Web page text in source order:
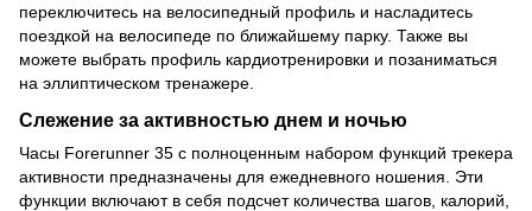
переключитесь на велосипедный профиль и насладитесь
поездкой на велосипеде по ближайшему парку. Также вы
можете выбрать профиль кардиотренировки и позаниматься
на эллиптическом тренажере.
Слежение за активностью днем и ночью
Часы Forerunner 35 с полноценным набором функций трекера
активности предназначены для ежедневного ношения. Эти
функции включают в себя подсчет количества шагов, калорий,